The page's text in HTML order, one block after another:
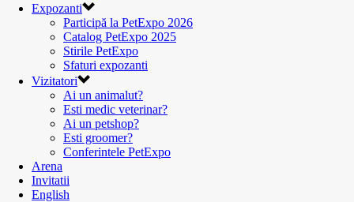
Expozanti
Participă la PetExpo 2026
Catalog PetExpo 2025
Stirile PetExpo
Sfaturi expozanti
Vizitatori
Ai un animalut?
Esti medic veterinar?
Ai un petshop?
Esti groomer?
Conferintele PetExpo
Arena
Invitatii
English